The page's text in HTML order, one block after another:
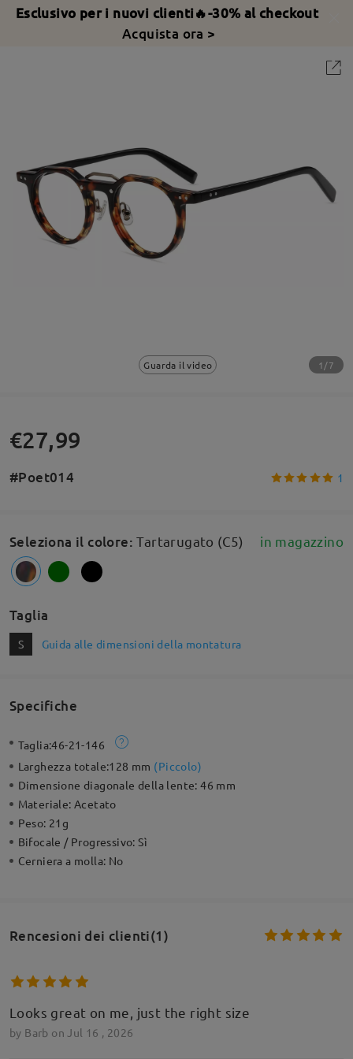
Esclusivo per i nuovi clienti🔥-30% al checkout
Acquista ora >
Guarda il video 1/7
€27,99
#Poet014 1
Seleziona il colore:Tartarugato (C5) in magazzino
Taglia
S Guida alle dimensioni della montatura
Specifiche
Taglia:46-21-146
Larghezza totale:128 mm (Piccolo)
Dimensione diagonale della lente:46 mm
Materiale:Acetato
Peso: 21g
Bifocale / Progressivo:Sì
Cerniera a molla: No
Rencesioni dei clienti(1)
Looks great on me, just the right size
by Barb on Jul 16 , 2026